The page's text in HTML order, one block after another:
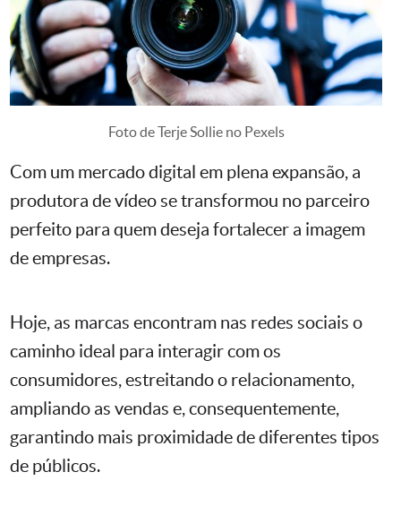
Foto de Terje Sollie no Pexels
Com um mercado digital em plena expansão, a
produtora de vídeo se transformou no parceiro
perfeito para quem deseja fortalecer a imagem
de empresas.
Hoje, as marcas encontram nas redes sociais o
caminho ideal para interagir com os
consumidores, estreitando o relacionamento,
ampliando as vendas e, consequentemente,
garantindo mais proximidade de diferentes tipos
de públicos.